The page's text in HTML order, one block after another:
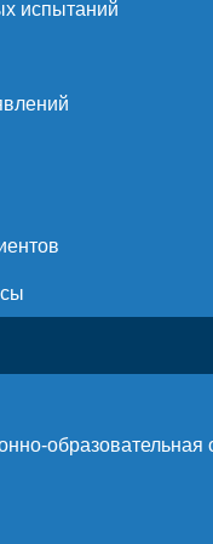
испытаний
образовательная